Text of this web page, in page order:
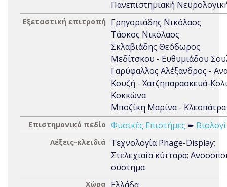
Πανεπιστημιακή
Εξεταστική επιτροπή
Γρηγοριάδης Νικόλαος
Τάσκος Νικόλαος
Σκλαβιάδης Θεόδωρος
Μεδίτσκου - Ευθυμιάδου
Γαρύφαλλος Αλέξανδρος -
Κουζή - Χατζηπαρασκευά-
Κοκκώνα
Μποζίκη Μαρίνα - Κλεοπάτρα
Επιστημονικό πεδίο Φυσικές Επιστήμες ➨
Λέξεις-κλειδιά
Τεχνολογία Phage-Display;
Στελεχιαία κύτταρα;
σύστημα
Χώρα